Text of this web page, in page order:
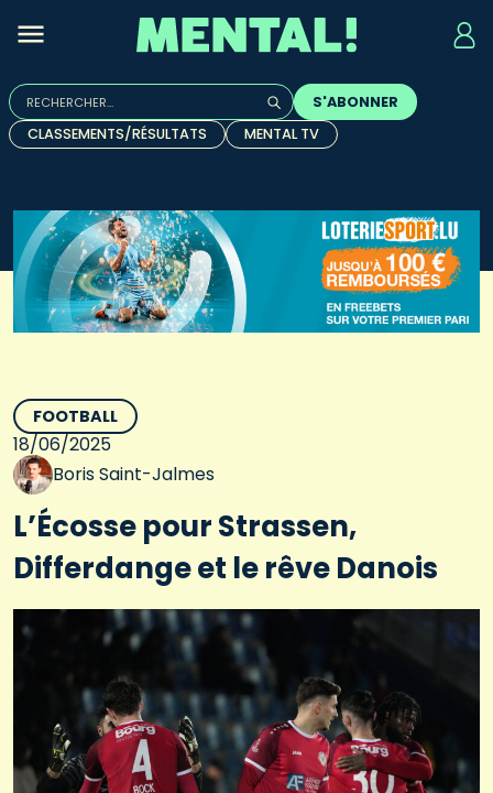
Rechercher :
Quand les résultats de l'auto-complétion sont
S'ABONNER
CLASSEMENTS/RÉSULTATS
MENTAL TV
FOOTBALL
18/06/2025
Boris Saint-Jalmes
L’Écosse pour Strassen,
Differdange et le rêve Danois